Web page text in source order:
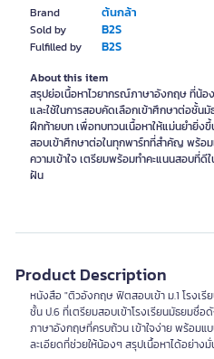
Brand ต้นกล้า
Sold by B2S
Fulfilled by B2S
About this item
สรุปย่อเนื้อหาไวยากรณ์ภาษาอังกฤษ ที่น้
และใช้ในการสอบคัดเลือกเข้าศึกษาต่อชั้น
ฝึกท้ายบท เพื่อทบทวนเนื้อหาให้แม่นยำยิ่ง
สอบเข้าศึกษาต่อในทุกพาร์ทที่สำคัญ พร้อม
ความเข้าใจ เตรียมพร้อมทำคะแนนสอบที่ดี
ฝัน
Product Description
หนังสือ "ติวอังกฤษ ฟิตสอบเข้า ม.1 โรงเ
ชั้น ป.6 ที่เตรียมสอบเข้าโรงเรียนมัธยมชื่
ภาษาอังกฤษที่ครบถ้วน เข้าใจง่าย พร้อม
ละเอียดที่ช่วยให้น้องๆ สรุปเนื้อหาได้อย่า